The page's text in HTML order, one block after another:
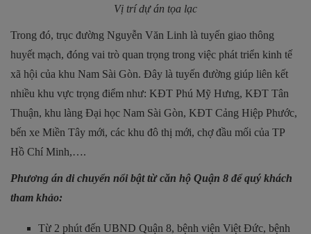
Vị trí dự án tọa lạc
Trong đó, trục đường Nguyễn Văn Linh là tuyến giao thông
huyết mạch, đóng vai trò quan trọng trong việc phát triển kinh tế
xã hội của khu Nam Sài Gòn. Đây là tuyến đường giúp liên kết
nhiều khu vực trọng điểm như: KĐT Phú Mỹ Hưng, KĐT Tân
Thuận, khu làng Đại học Nam Sài Gòn, KĐT Cảng Hiệp Phước,
bến xe Miền Tây mới, các khu đô thị mới, chợ đầu mối của TP
Hồ Chí Minh,….
Phương án di chuyển nổi bật từ căn hộ Quận 8 để quý khách
tham khảo:
Từ 2 phút đến UBND Quận 8, bệnh viện Việt Đức, bệnh